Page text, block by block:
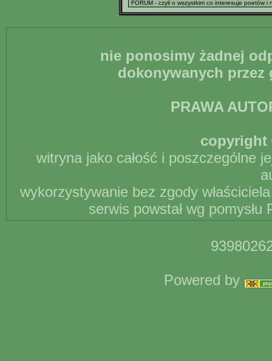
nie ponosimy żadnej
dokonywanych
PRAWA
copyright
witryna jako całość i poszczególne
wykorzystywanie bez zgody
serwis powstał wg
Powered by